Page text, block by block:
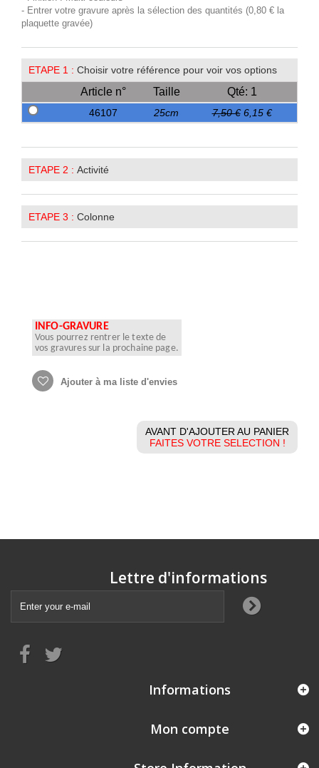
- Entrer votre gravure après la sélection des quantités (0,80 € la
plaquette gravée)
ETAPE 1 : Choisir votre référence pour voir vos options
Article n° Taille Qté: 1
46107 25cm 7,50 € 6,15 €
ETAPE 2 : Activité
ETAPE 3 : Colonne
INFO-GRAVURE
Vous pourrez rentrer le texte de
vos gravures sur la prochaine page.
Ajouter à ma liste d'envies
AVANT D'AJOUTER AU PANIER
FAITES VOTRE SELECTION !
Lettre d'informations
Informations
Mon compte